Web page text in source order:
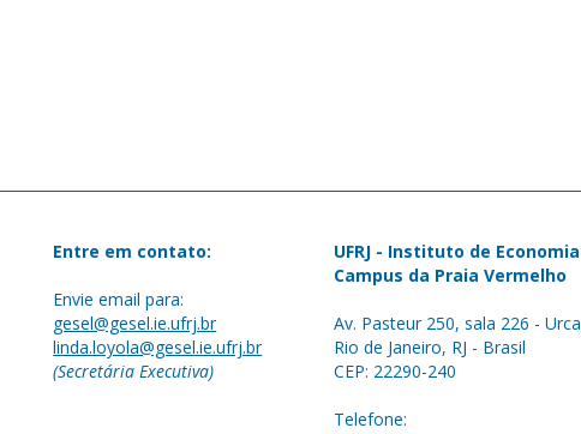
Entre em contato:
Envie email para:
gesel@gesel.ie.ufrj.br
linda.loyola@gesel.ie.ufrj.br
(Secretária Executiva)
UFRJ - Instituto de Economia
Campus da Praia Vermelho
Av. Pasteur 250, sala 226 - Urca
Rio de Janeiro, RJ - Brasil
CEP: 22290-240
Telefone: